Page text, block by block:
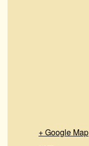
+ Google Map